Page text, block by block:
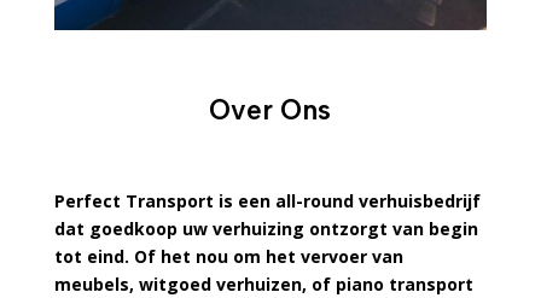
Over Ons
Perfect Transport is een all-round verhuisbedrijf
dat goedkoop uw verhuizing ontzorgt van begin
tot eind. Of het nou om het vervoer van
meubels, witgoed verhuizen, of piano transport